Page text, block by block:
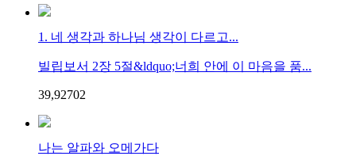
1. 네 생각과 하나님 생각이 다르고...
빌립보서 2장 5절&ldquo;너희 안에 이 마음을 품...
39,92702
나는 알파와 오메가다